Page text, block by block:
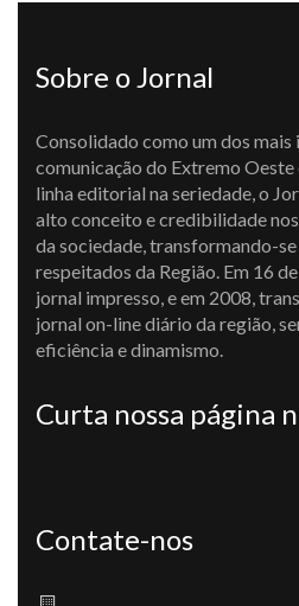
Sobre o Jornal
Consolidado como um dos
comunicação do Extremo Oeste
linha editorial na seriedade, o
alto conceito e credibilidade
da sociedade, transformando-
respeitados da Região. Em 16
jornal impresso, e em 2008,
jornal on-line diário da região,
eficiência e dinamismo.
Curta nossa página
Contate-nos